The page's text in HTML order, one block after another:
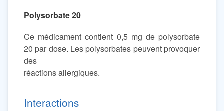
Polysorbate 20
Ce médicament contient 0,5 mg de polysorbate
20 par dose. Les polysorbates peuvent provoquer
des
réactions allergiques.
Interactions